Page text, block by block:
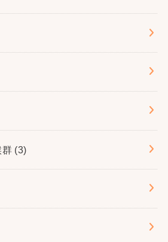
群 (3)